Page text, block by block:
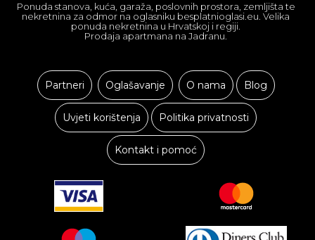
Ponuda stanova, kuća, garaža, poslovnih prostora, zemljišta te
nekretnina za odmor na oglasniku besplatnioglasi.eu. Velika
ponuda nekretnina u Hrvatskoj i regiji.
Prodaja apartmana na Jadranu.
Partneri Oglašavanje O nama Blog
Uvjeti korištenja Politika privatnosti
Kontakt i pomoć